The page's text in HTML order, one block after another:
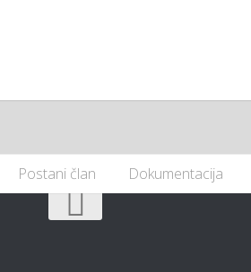
Postani član Dokumentacija